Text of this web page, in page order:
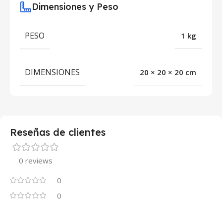
Dimensiones y Peso
PESO 1 kg
DIMENSIONES 20 × 20 × 20 cm
Reseñas de clientes
0 reviews
0
0